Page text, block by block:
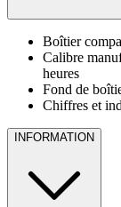
Boîtier
Calibre
heures
Fond de
Chiffres et
INFORMATION